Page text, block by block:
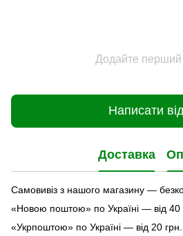
Додайте перший
Написати
Доставка
Самовивіз з нашого магазину —
«Новою поштою» по Україні — від 40
«Укрпоштою» по Україні — від 20 грн.